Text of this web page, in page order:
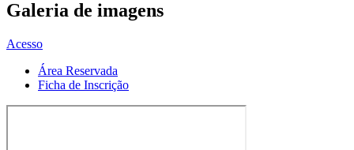
Galeria de imagens
Acesso
Área Reservada
Ficha de Inscrição